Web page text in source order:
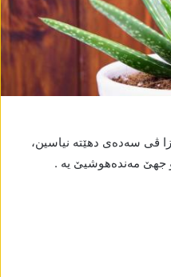
ڤی سەدەی دھێتە نیاسین،
جھێ مەندەھوشیێ یە .